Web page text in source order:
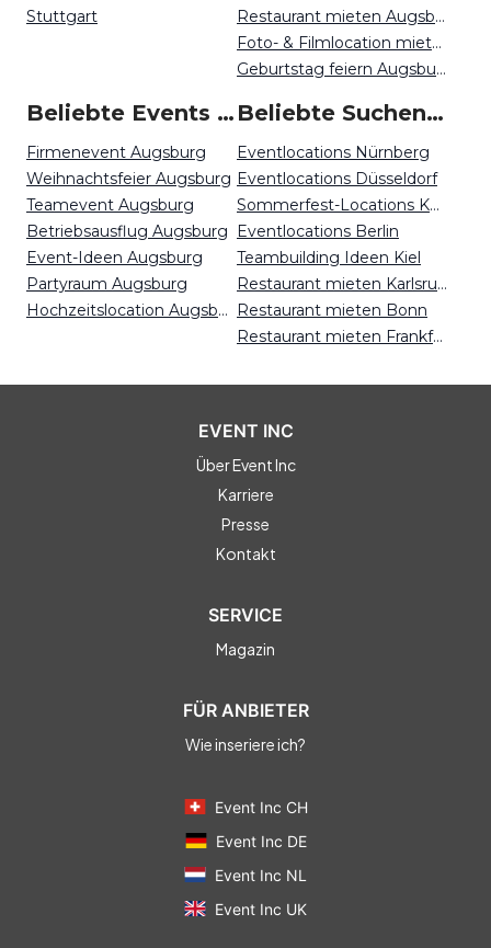
Stuttgart
Restaurant mieten Augsburg
Foto- & Filmlocation mieten Augsburg
Geburtstag feiern Augsburg
Beliebte Events in Augsburg
Firmenevent Augsburg
Weihnachtsfeier Augsburg
Teamevent Augsburg
Betriebsausflug Augsburg
Event-Ideen Augsburg
Partyraum Augsburg
Hochzeitslocation Augsburg
Beliebte Suchen auf Event Inc
Eventlocations Nürnberg
Eventlocations Düsseldorf
Sommerfest-Locations Köln
Eventlocations Berlin
Teambuilding Ideen Kiel
Restaurant mieten Karlsruhe
Restaurant mieten Bonn
Restaurant mieten Frankfurt
EVENT INC
Über Event Inc
Karriere
Presse
Kontakt
SERVICE
Magazin
FÜR ANBIETER
Wie inseriere ich?
Event Inc CH
Event Inc DE
Event Inc NL
Event Inc UK